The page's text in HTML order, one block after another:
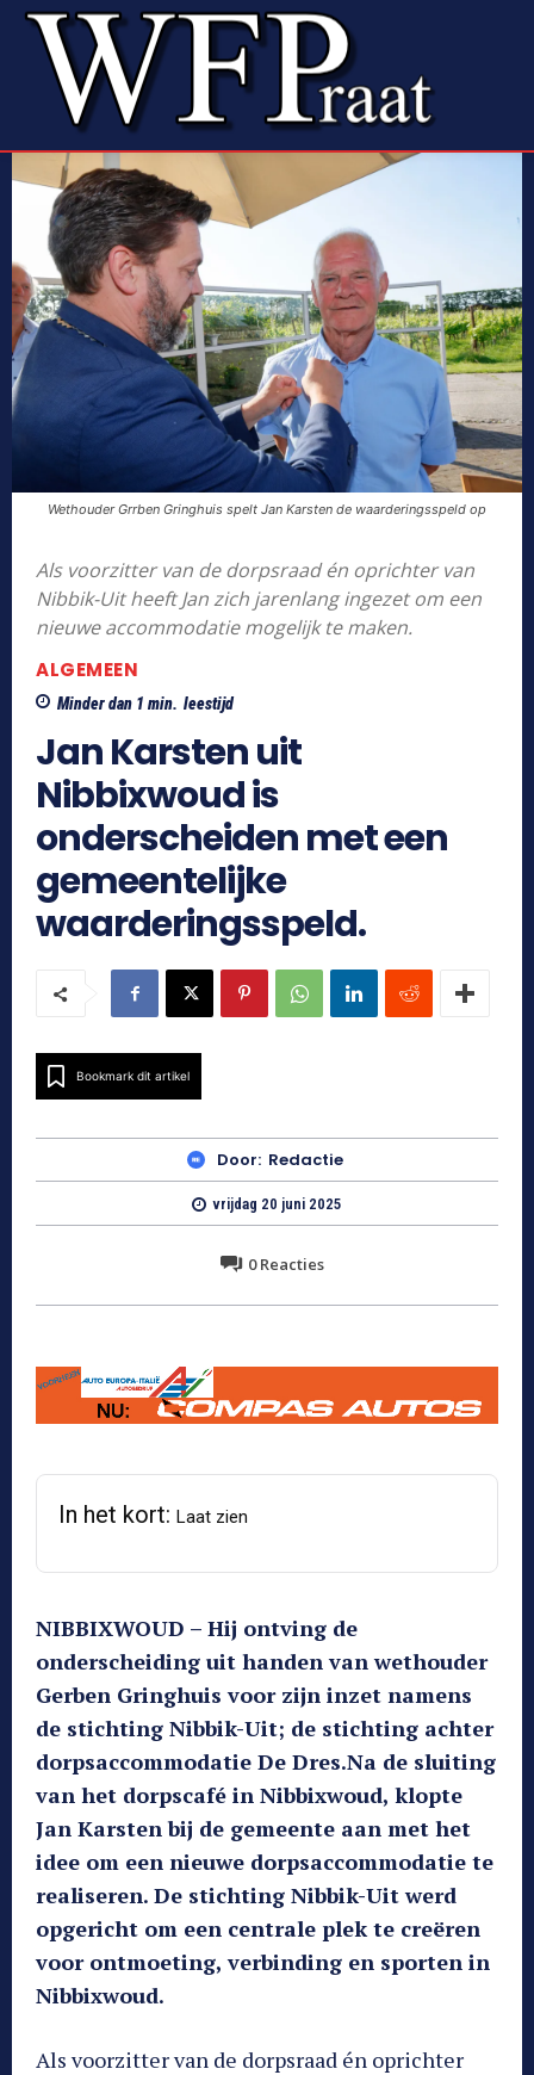
Wethouder Grrben Gringhuis spelt Jan Karsten de waarderingsspeld op
Als voorzitter van de dorpsraad én oprichter van
Nibbik-Uit heeft Jan zich jarenlang ingezet om een
nieuwe accommodatie mogelijk te maken.
ALGEMEEN
Minder dan 1 min. leestijd
Jan Karsten uit
Nibbixwoud is
onderscheiden met een
gemeentelijke
waarderingsspeld.
Bookmark dit artikel
Door: Redactie
vrijdag 20 juni 2025
0Reacties
In het kort: Laat zien
NIBBIXWOUD – Hij ontving de
onderscheiding uit handen van wethouder
Gerben Gringhuis voor zijn inzet namens
de stichting Nibbik-Uit; de stichting achter
dorpsaccommodatie De Dres.Na de sluiting
van het dorpscafé in Nibbixwoud, klopte
Jan Karsten bij de gemeente aan met het
idee om een nieuwe dorpsaccommodatie te
realiseren. De stichting Nibbik-Uit werd
opgericht om een centrale plek te creëren
voor ontmoeting, verbinding en sporten in
Nibbixwoud.
Als voorzitter van de dorpsraad én oprichter